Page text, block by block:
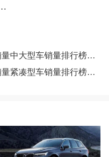
型车销量排行榜完整版名单
型车销量排行榜完整版名单